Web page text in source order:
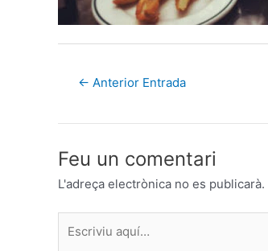
← Anterior Entrada
Feu un comentari
L'adreça electrònica no es publicarà.
aquí…